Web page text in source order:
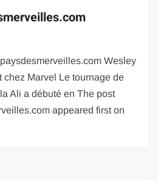
Wesley
chez Marvel Le tournage de
Ali a débuté en The post
appeared first on